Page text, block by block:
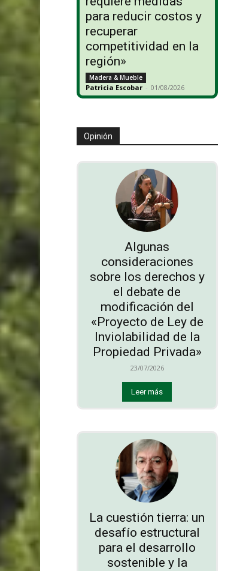
para reducir costos y
recuperar
competitividad en la
región»
Madera & Mueble
Patricia Escobar - 01/08/2026
Opinión
Algunas
consideraciones
sobre los derechos y
el debate de
modificación del
«Proyecto de Ley de
Inviolabilidad de la
Propiedad Privada»
23/07/2026
Leer más
La cuestión tierra: un
desafío estructural
para el desarrollo
sostenible y la